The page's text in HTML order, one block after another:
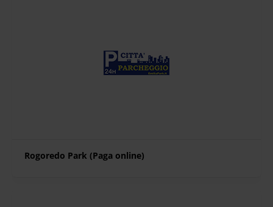
Rogoredo Park (Paga online)